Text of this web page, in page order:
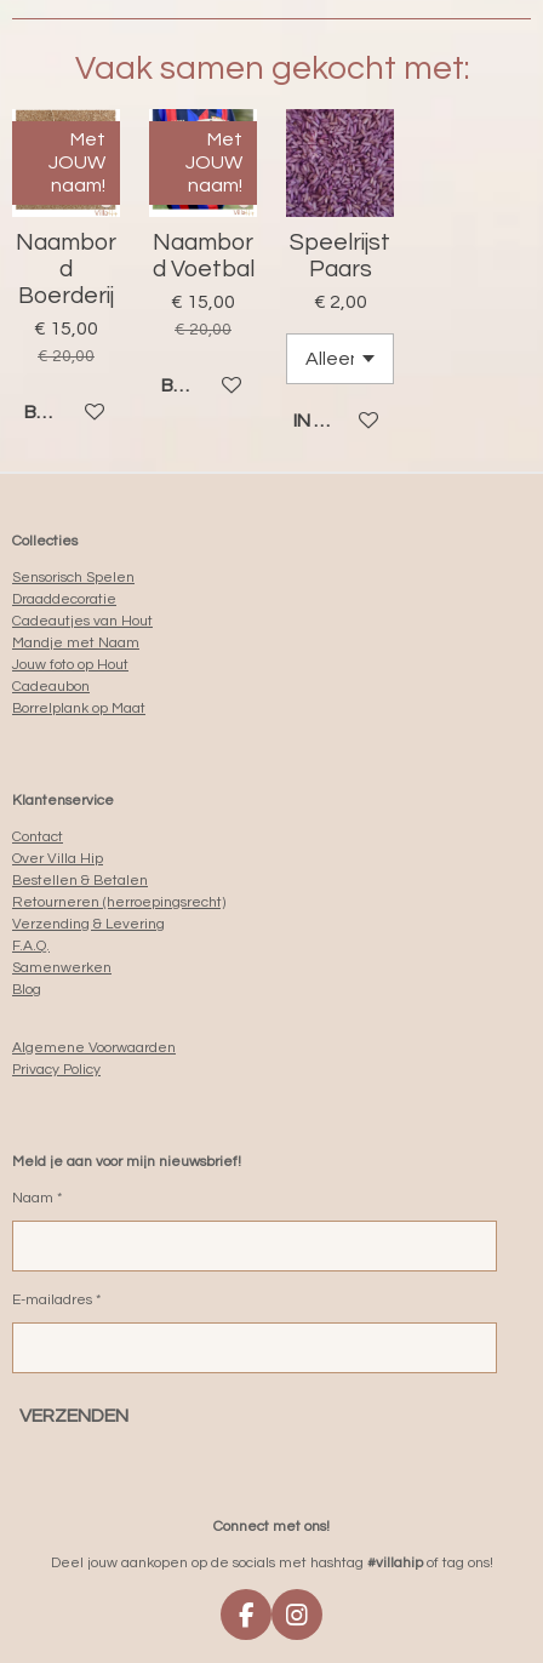
r
n
Vaak samen gekocht met:
Met
JOUW
naam!
Naambor
d
Boerderij
€ 15,00
€ 20,00
BEKIJK DETAILS
Met
JOUW
naam!
Naambor
d Voetbal
€ 15,00
€ 20,00
BEKIJK DETAILS
Speelrijst
Paars
€ 2,00
IN WINKELWAGEN
Collecties
Sensorisch Spelen
Draaddecoratie
Cadeautjes van Hout
Mandje met Naam
Jouw foto op Hout
Cadeaubon
Borrelplank op Maat
Klantenservice
Contact
Over Villa Hip
Bestellen & Betalen
Retourneren (herroepingsrecht)
Verzending & Levering
F.A.Q.
Samenwerken
Blog
Algemene Voorwaarden
Privacy Policy
Meld je aan voor mijn nieuwsbrief!
Naam *
E-mailadres *
VERZENDEN
Connect met ons!
Deel jouw aankopen op de socials met hashtag #villahipof tag ons!
F
A
I
N